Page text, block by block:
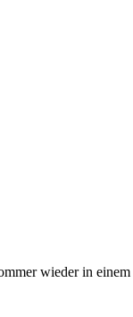
wieder in einem